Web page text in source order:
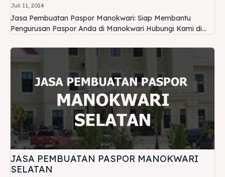
Juli 11, 2024
Jasa Pembuatan Paspor Manokwari: Siap Membantu
Pengurusan Paspor Anda di Manokwari Hubungi Kami di...
JASA PEMBUATAN PASPOR MANOKWARI
SELATAN